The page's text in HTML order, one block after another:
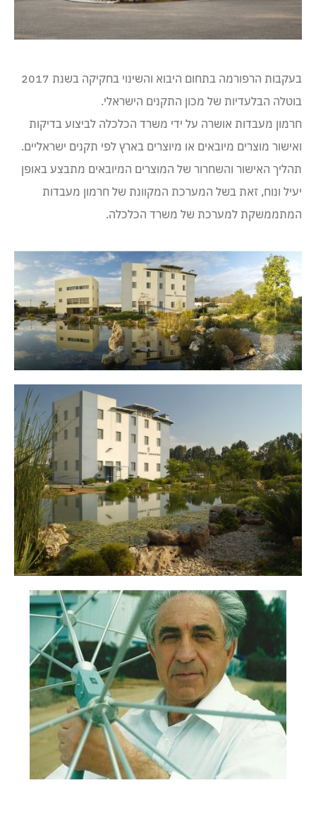
בעקבות הרפורמה בתחום היבוא והשינוי בחקיקה בשנת 2017
בוטלה הבלעדיות של מכון התקנים הישראלי.
חרמון מעבדות אושרה על ידי משרד הכלכלה לביצוע בדיקות
ואישור מוצרים מיובאים או מיוצרים בארץ לפי תקנים ישראליים.
תהליך האישור והשחרור של המוצרים המיובאים מתבצע באופן
יעיל ונוח, זאת בשל המערכת המקוונת של חרמון מעבדות
המתממשקת למערכת של משרד הכלכלה.